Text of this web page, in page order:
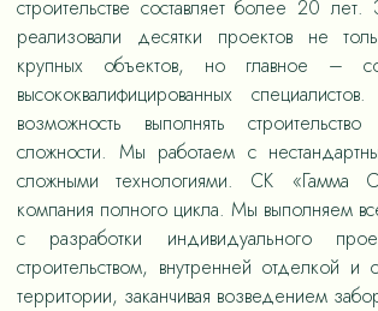
строительстве составляет более 20
реализовали десятки проектов не
крупных объектов, но главное –
высококвалифицированных
возможность выполнять
сложности. Мы работаем с
сложными технологиями. СК «Гамма
компания полного цикла. Мы выполняем
с разработки индивидуального
строительством, внутренней отделкой и
территории, заканчивая возведением